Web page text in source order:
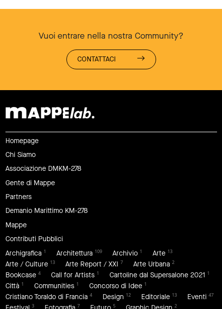
Vuoi entrare nella nostra Community?
CONTATTACI
Homepage
Chi Siamo
Associazione DMKM-278
Gente di Mappe
Partners
Demanio Marittimo KM-278
Mappe
Contributi Pubblici
Archigrafica 1 Architettura 109 Archivio 1 Arte 13
Arte / Culture 13 Arte Report / XXI 7 Arte Urbana 2
Bookcase 4 Call for Artists 1 Cartoline dal Supersalone 2021 1
Città 1 Communities 1 Concorso di Idee 1
Cristiano Toraldo di Francia 4 Design 12 Editoriale 13 Eventi 47
3 7 5 2